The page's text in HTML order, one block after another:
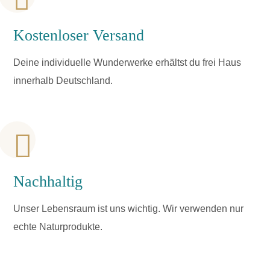
Kostenloser Versand
Deine individuelle Wunderwerke erhältst du frei Haus
innerhalb Deutschland.
Nachhaltig
Unser Lebensraum ist uns wichtig. Wir verwenden nur
echte Naturprodukte.